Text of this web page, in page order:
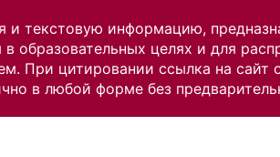
текстовую информацию,
образовательных целях и для
При цитировании ссылка на сайт
в любой форме без